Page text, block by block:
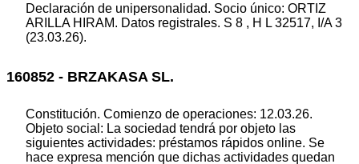
Declaración de unipersonalidad. Socio único: ORTIZ
ARILLA HIRAM. Datos registrales. S 8 , H L 32517, I/A 3
(23.03.26).
160852 - BRZAKASA SL.
Constitución. Comienzo de operaciones: 12.03.26.
Objeto social: La sociedad tendrá por objeto las
siguientes actividades: préstamos rápidos online. Se
hace expresa mención que dichas actividades quedan